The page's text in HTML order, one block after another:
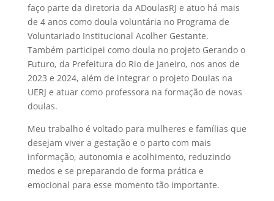
faço parte da diretoria da ADoulasRJ e atuo há mais
de 4 anos como doula voluntária no Programa de
Voluntariado Institucional Acolher Gestante.
Também participei como doula no projeto Gerando o
Futuro, da Prefeitura do Rio de Janeiro, nos anos de
2023 e 2024, além de integrar o projeto Doulas na
UERJ e atuar como professora na formação de novas
doulas.
Meu trabalho é voltado para mulheres e famílias que
desejam viver a gestação e o parto com mais
informação, autonomia e acolhimento, reduzindo
medos e se preparando de forma prática e
emocional para esse momento tão importante.